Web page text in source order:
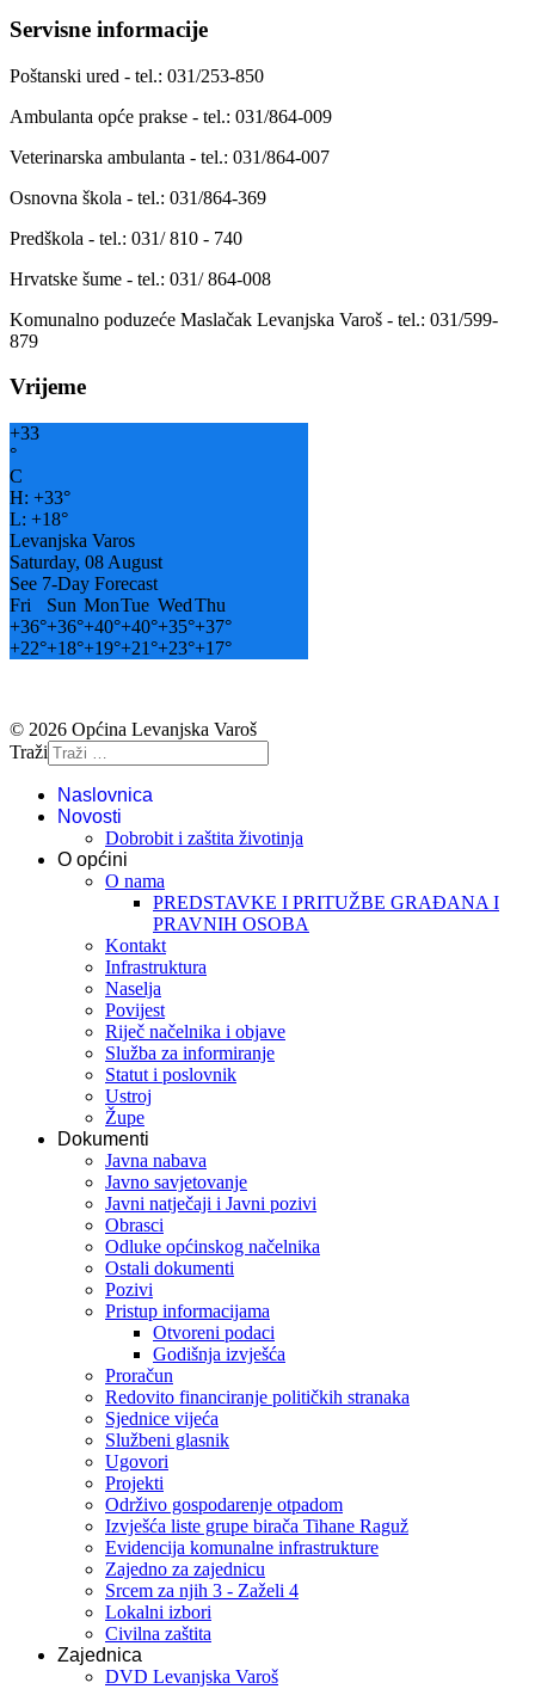
Servisne informacije
Poštanski ured - tel.: 031/253-850
Ambulanta opće prakse - tel.: 031/864-009
Veterinarska ambulanta - tel.: 031/864-007
Osnovna škola - tel.: 031/864-369
Predškola - tel.: 031/ 810 - 740
Hrvatske šume - tel.: 031/ 864-008
Komunalno poduzeće Maslačak Levanjska Varoš - tel.: 031/599-
879
Vrijeme
+33
°
C
H: +33°
L: +18°
Levanjska Varos
Saturday, 08 August
See 7-Day Forecast
Fri
Sun MonTue WedThu
+36°+36°+40°+40°+35°+37°
+22°+18°+19°+21°+23°+17°
© 2026 Općina Levanjska Varoš
Traži
Naslovnica
Novosti
Dobrobit i zaštita životinja
O općini
O nama
PREDSTAVKE I PRITUŽBE GRAĐANA I
PRAVNIH OSOBA
Kontakt
Infrastruktura
Naselja
Povijest
Riječ načelnika i objave
Služba za informiranje
Statut i poslovnik
Ustroj
Župe
Dokumenti
Javna nabava
Javno savjetovanje
Javni natječaji i Javni pozivi
Obrasci
Odluke općinskog načelnika
Ostali dokumenti
Pozivi
Pristup informacijama
Otvoreni podaci
Godišnja izvješća
Proračun
Redovito financiranje političkih stranaka
Sjednice vijeća
Službeni glasnik
Ugovori
Projekti
Održivo gospodarenje otpadom
Izvješća liste grupe birača Tihane Raguž
Evidencija komunalne infrastrukture
Zajedno za zajednicu
Srcem za njih 3 - Zaželi 4
Lokalni izbori
Civilna zaštita
Zajednica
DVD Levanjska Varoš